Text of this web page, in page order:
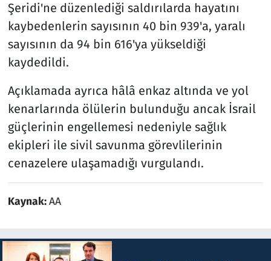
Şeridi'ne düzenlediği saldırılarda hayatını
kaybedenlerin sayısının 40 bin 939'a, yaralı
sayısının da 94 bin 616'ya yükseldiği
kaydedildi.
Açıklamada ayrıca hâlâ enkaz altında ve yol
kenarlarında ölülerin bulunduğu ancak İsrail
güçlerinin engellemesi nedeniyle sağlık
ekipleri ile sivil savunma görevlilerinin
cenazelere ulaşamadığı vurgulandı.
Kaynak:AA